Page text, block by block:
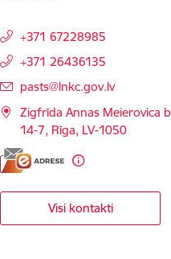
+371 67228985
+371 26436135
E-pasts:
pasts@lnkc.gov.lv
Zigfrīda Annas Meierovica
14-7, Rīga, LV-1050
Visi kontakti